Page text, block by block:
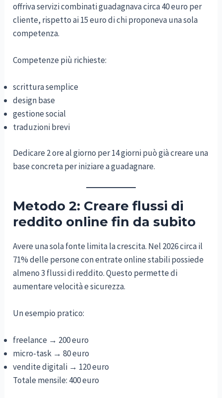
offriva servizi combinati guadagnava circa 40 euro per
cliente, rispetto ai 15 euro di chi proponeva una sola
competenza.
Competenze più richieste:
scrittura semplice
design base
gestione social
traduzioni brevi
Dedicare 2 ore al giorno per 14 giorni può già creare una
base concreta per iniziare a guadagnare.
Metodo 2: Creare flussi di
reddito online fin da subito
Avere una sola fonte limita la crescita. Nel 2026 circa il
71% delle persone con entrate online stabili possiede
almeno 3 flussi di reddito. Questo permette di
aumentare velocità e sicurezza.
Un esempio pratico:
freelance → 200 euro
micro-task → 80 euro
vendite digitali → 120 euro
Totale mensile: 400 euro